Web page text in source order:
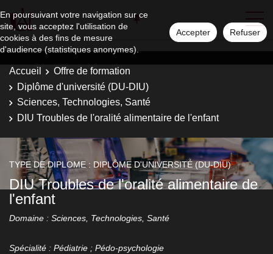
En poursuivant votre navigation sur ce
site, vous acceptez l'utilisation de
cookies à des fins de mesure
d'audience (statistiques anonymes).
Accepter Refuser
Accueil
Offre de formation
Diplôme d'université (DU-DIU)
Sciences, Technologies, Santé
DIU Troubles de l'oralité alimentaire de l'enfant
TYPE DE DIPLOME : DIPLÔME D'UNIVERSITÉ (DU-DIU)
DIU Troubles de l'oralité alimentaire de
l'enfant
Domaine : Sciences, Technologies, Santé
Spécialité : Pédiatrie ; Pédo-psychologie